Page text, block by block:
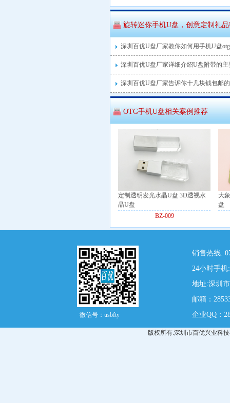
旋转迷你手机U盘，创意定制礼
深圳百优U盘厂家教你如何用手机U盘
深圳百优U盘厂家详细介绍U盘附带的
深圳百优U盘厂家告诉你十几块钱包邮
OTG手机U盘相关案例推荐
定制透明发光水晶U盘 3D透视水
晶U盘
BZ-009
大
盘
微信号：usbfty
销售热线:
24小时手
地址:深圳
邮箱：
企业QQ：
版权所有:深圳市百优兴业